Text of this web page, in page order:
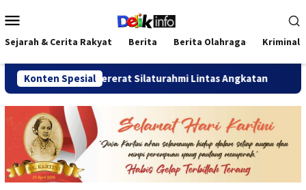
ke
kontenMobile
Sejarah & Cerita Rakyat Berita Berita Olahraga Kriminal
Konten Spesial
Pererat Silaturahmi Lintas Angkatan Jalan Sehat